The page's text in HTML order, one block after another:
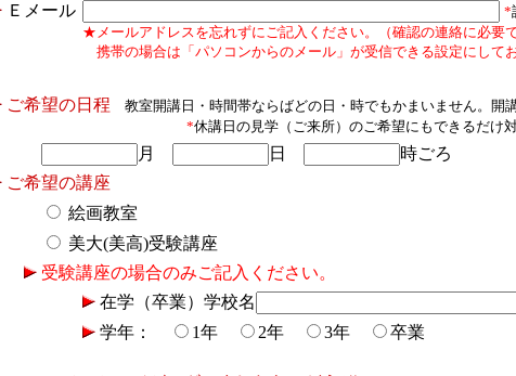
Ｅメール *
★メールアドレスを忘れずにご記入ください。（確認の連絡に必要で
携帯の場合は「パソコンからのメール」が受信できる設定にしてお
ご希望の日程 教室開講日・時間帯ならばどの日・時でもかまいません。開
*休講日の見学（ご来所）のご希望にもできるだけ
月 日
時ごろ
ご希望の講座
絵画教室
美大(美高)受験講座
受験講座の場合のみご記入ください。
在学（卒業）学校名
学年：
1年 2年 3年 卒業